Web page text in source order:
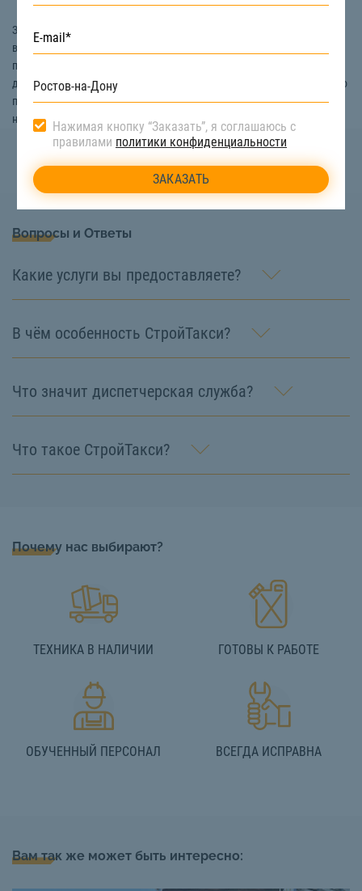
Заказать спецтехнику для снятия асфальтобетонного покрытия
в Ростове-на-Дону вы можете на сайте компании «СтройТакси». Мы
поможем вам подобрать вариант, который больше всего подойдет
для проведения именно ваших работ. Если у вас возникли вопросы по
поводу цены вскрытия дорожного полотна и так далее, то звоните
нам по номеру телефона:
8(908) 181-10-44
Вопросы и Ответы
Какие услуги вы предоставляете?
В чём особенность СтройТакси?
Что значит диспетчерская служба?
Что такое СтройТакси?
Почему нас выбирают?
ТЕХНИКА В НАЛИЧИИ ГОТОВЫ К РАБОТЕ
ОБУЧЕННЫЙ ПЕРСОНАЛ ВСЕГДА ИСПРАВНА
Вам так же может быть интересно:
Нажимая кнопку “Заказать”, я соглашаюсь с
правилами политики конфиденциальности